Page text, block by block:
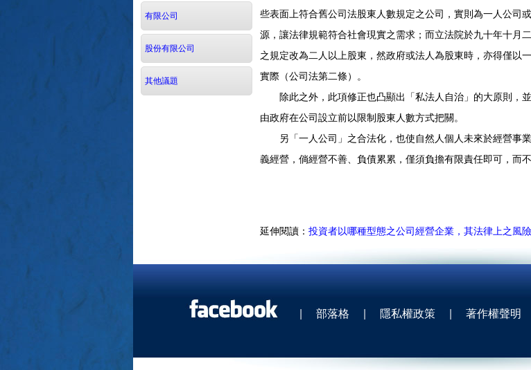
有限公司
股份有限公司
其他議題
些表面上符合舊公司法股東人數規定之公司，實則為一人公司
源，讓法律規範符合社會現實之需求；而立法院於九十年十月
之規定改為二人以上股東，然政府或法人為股東時，亦得僅以
實際（公司法第二條）。
除此之外，此項修正也凸顯出「私法人自治」的大原則，
由政府在公司設立前以限制股東人數方式把關。
另「一人公司」之合法化，也使自然人個人未來於經營事
義經營，倘經營不善、負債累累，僅須負擔有限責任即可，而
延伸閱讀： 投資者以哪種型態之公司經營企業，其法律上之風
| 部落格 | 隱私權政策 | 著作權聲明